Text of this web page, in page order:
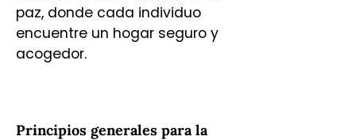
paz, donde cada individuo
encuentre un hogar seguro y
acogedor.
Principios generales para la